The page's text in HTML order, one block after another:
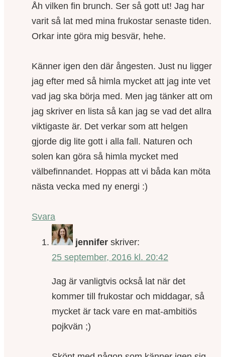
Åh vilken fin brunch. Ser så gott ut! Jag har
varit så lat med mina frukostar senaste tiden.
Orkar inte göra mig besvär, hehe.
Känner igen den där ångesten. Just nu ligger
jag efter med så himla mycket att jag inte vet
vad jag ska börja med. Men jag tänker att om
jag skriver en lista så kan jag se vad det allra
viktigaste är. Det verkar som att helgen
gjorde dig lite gott i alla fall. Naturen och
solen kan göra så himla mycket med
välbefinnandet. Hoppas att vi båda kan möta
nästa vecka med ny energi :)
Svara
jennifer skriver:
25 september, 2016 kl. 20:42
Jag är vanligtvis också lat när det
kommer till frukostar och middagar, så
mycket är tack vare en mat-ambitiös
pojkvän ;)